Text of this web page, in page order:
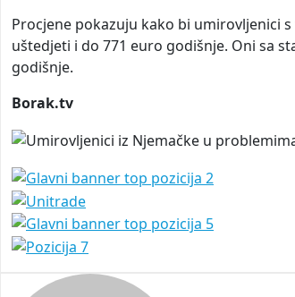
Procjene pokazuju kako bi umirovljenici
uštedjeti i do 771 euro godišnje. Oni sa
godišnje.
Borak.tv